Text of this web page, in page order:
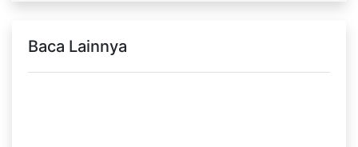
Baca Lainnya